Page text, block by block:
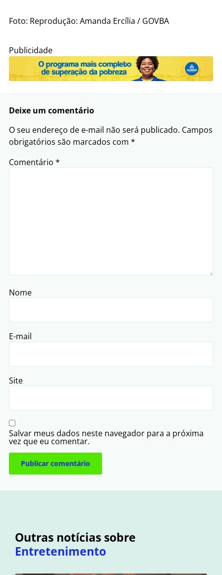
Foto: Reprodução: Amanda Ercília / GOVBA
Publicidade
Deixe um comentário
O seu endereço de e-mail não será publicado. Campos
obrigatórios são marcados com *
Comentário *
Nome
E-mail
Site
Salvar meus dados neste navegador para a próxima
vez que eu comentar.
Outras notícias sobre
Entretenimento